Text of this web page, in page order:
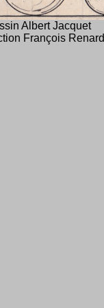
Albert Jacquet
François Renard